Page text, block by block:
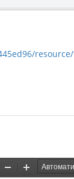
ffec1578-